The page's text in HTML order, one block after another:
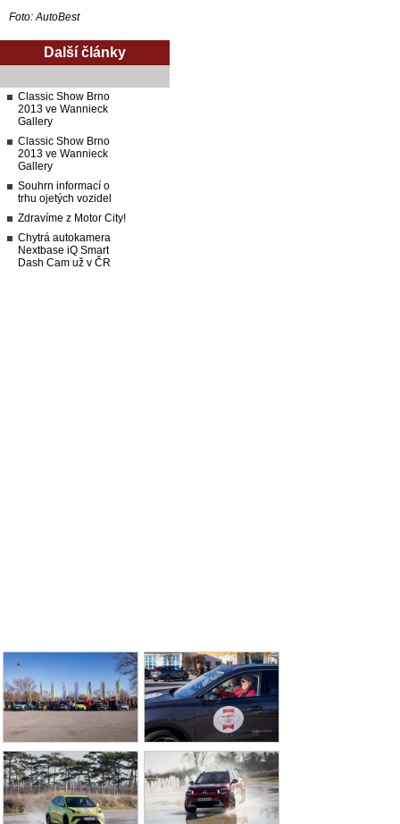
Foto: AutoBest
Další články
Classic Show Brno
2013 ve Wannieck
Gallery
Classic Show Brno
2013 ve Wannieck
Gallery
Souhrn informací o
trhu ojetých vozidel
Zdravíme z Motor City!
Chytrá autokamera
Nextbase iQ Smart
Dash Cam už v ČR